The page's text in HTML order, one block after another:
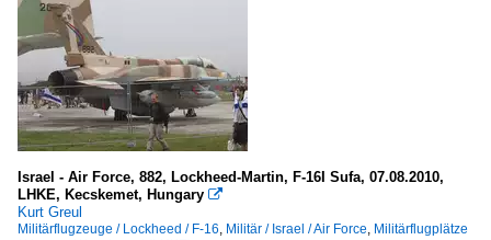
Israel - Air Force, 882, Lockheed-Martin, F-16I Sufa, 07.08.2010,
LHKE, Kecskemet, Hungary 
Kurt Greul
Militärflugzeuge / Lockheed / F-16, Militär / Israel / Air Force, Militärflugplätze